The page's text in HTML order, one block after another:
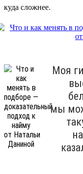
куда сложнее.
Моя
мы